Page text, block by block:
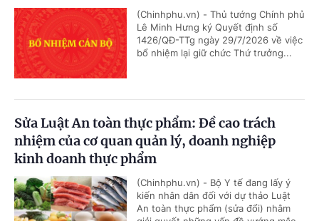
(Chinhphu.vn) - Thủ tướng Chính phủ
Lê Minh Hưng ký Quyết định số
1426/QĐ-TTg ngày 29/7/2026 về việc
bổ nhiệm lại giữ chức Thứ trưởng...
Sửa Luật An toàn thực phẩm: Đề cao trách
nhiệm của cơ quan quản lý, doanh nghiệp
kinh doanh thực phẩm
(Chinhphu.vn) - Bộ Y tế đang lấy ý
kiến nhân dân đối với dự thảo Luật
An toàn thực phẩm (sửa đổi) nhằm